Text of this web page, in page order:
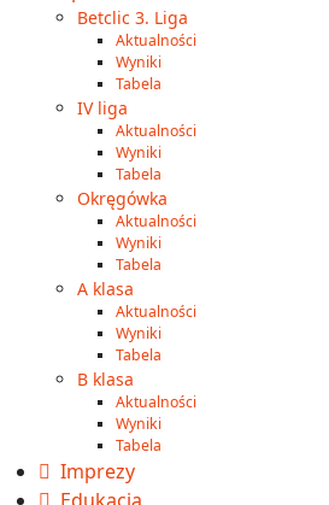
Betclic 3. Liga
Aktualności
Wyniki
Tabela
IV liga
Aktualności
Wyniki
Tabela
Okręgówka
Aktualności
Wyniki
Tabela
A klasa
Aktualności
Wyniki
Tabela
B klasa
Aktualności
Wyniki
Tabela
Imprezy